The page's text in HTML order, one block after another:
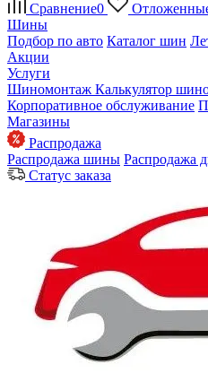
Сравнение0
Шины
Подбор по авто Каталог шин
Акции
Услуги
Шиномонтаж Калькулятор
Корпоративное обслуживание
Магазины
Распродажа
Распродажа шины Распродажа
Статус заказа